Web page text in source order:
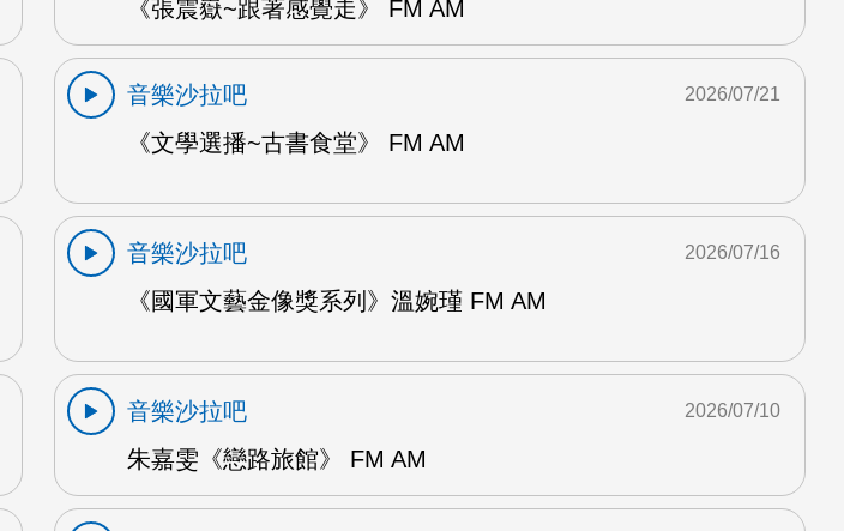
《張震嶽~跟著感覺走》 FM AM
音樂沙拉吧
《文學選播~古書食堂》 FM AM
2026/07/21
音樂沙拉吧
《國軍文藝金像獎系列》溫婉瑾 FM AM
2026/07/16
音樂沙拉吧
朱嘉雯《戀路旅館》 FM AM
2026/07/10